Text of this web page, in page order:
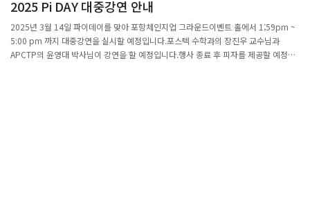
정경계에 대한 질문을 했을 때 대학 수학 수준의 라그랑주 승수법으로 설명받으며 학습
며, 수업 외 시간에도 입시와 진로에 대한 조언이 자연스럽게 오갔습니다. 정재훈 교수
는 “청소년들이 AI를 통해 자기 세계를 수학적으로 해석하고 표현하는 힘을 기를 수 있
도록 돕는 데 중점을 뒀다”며 “이번 경험이 창의적 문제 해결력과 자기주도 학습 역량
2025 Pi DAY 대중강연 안내
2025년 3월 14일 파이데이를 맞아 포항체인지업 그라운드이벤트 홀에서 1;59pm ~
5:00 pm 까지 대중강연을 실시할 예정입니다.포스텍 수학과의 장진우 교수님과
APCTP의 윤영대 박사님이 강연을 할 예정입니다.행사 종료 후 피자를 제공할 예정이